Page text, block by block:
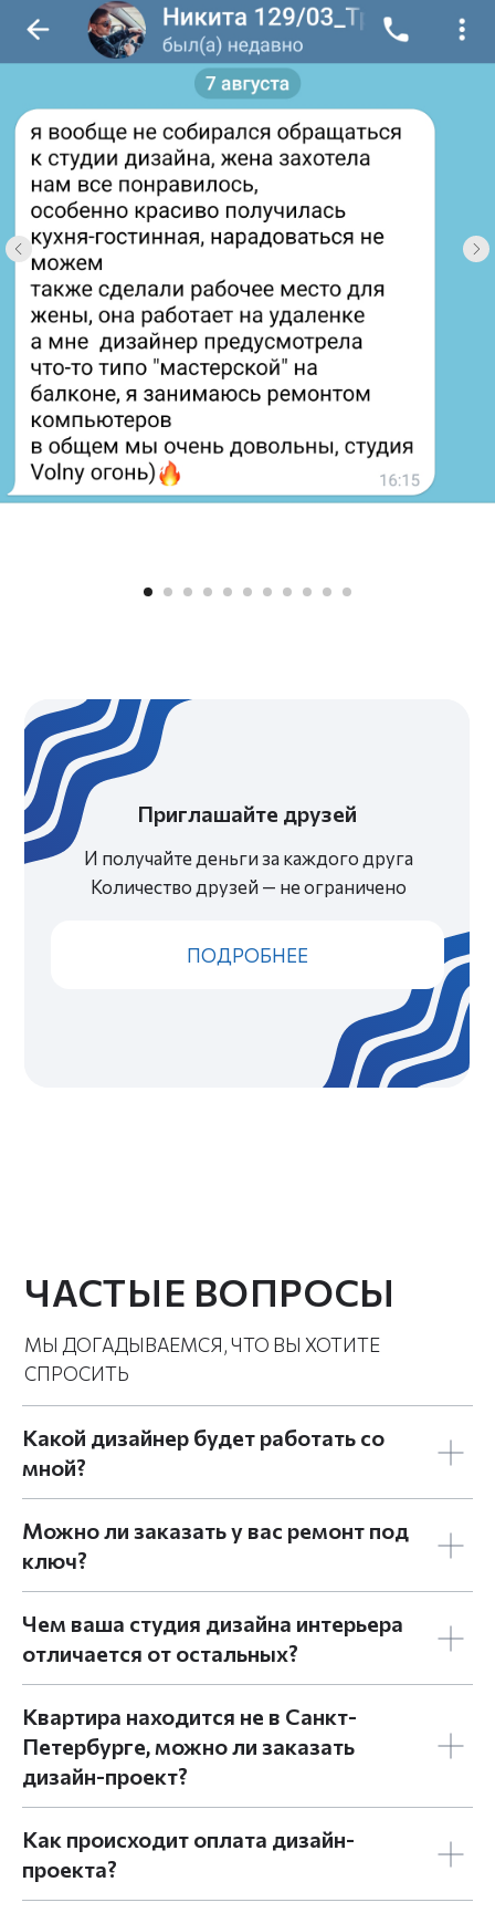
Какой дизайнер будет работать со
мной?
Можно ли заказать у вас ремонт под
ключ?
Чем ваша студия дизайна интерьера
отличается от остальных?
Квартира находится не в Санкт-
Петербурге, можно ли заказать
дизайн-проект?
Как происходит оплата дизайн-
проекта?